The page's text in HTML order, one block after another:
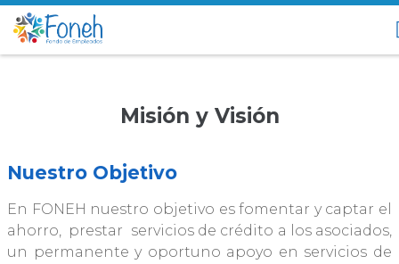
Misión y Visión
Nuestro Objetivo
En FONEH nuestro objetivo es fomentar y captar el
ahorro, prestar servicios de crédito a los asociados,
un permanente y oportuno apoyo en servicios de